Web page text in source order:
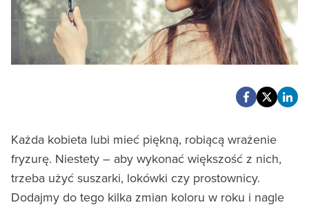
Każda kobieta lubi mieć piękną, robiącą wrażenie
fryzurę. Niestety – aby wykonać większość z nich,
trzeba użyć suszarki, lokówki czy prostownicy.
Dodajmy do tego kilka zmian koloru w roku i nagle